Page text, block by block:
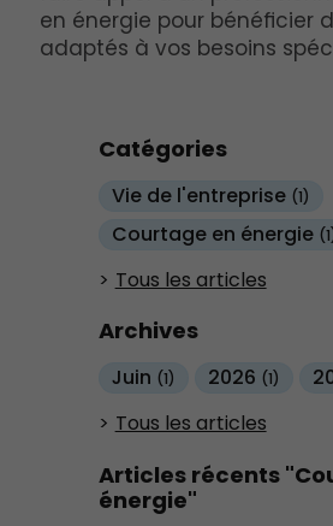
Catégories
Vie de l'entreprise (1)
Courtage en énergie
Tous les articles
Archives
Juin (1) 2026 (1)
Tous les articles
Articles récents
énergie"
en énergie pour bénéficier
adaptés à vos besoins